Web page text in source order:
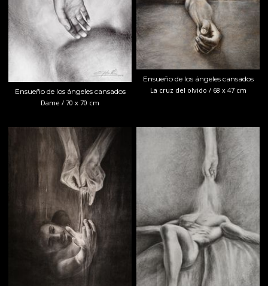
Ensueño de los ángeles cansados
Dame / 70 x 70 cm
Ensueño de los ángeles cansados
La cruz del olvido / 68 x 47 cm